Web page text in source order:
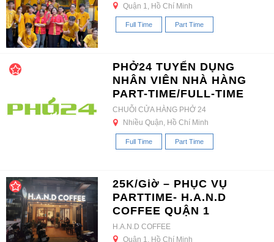
Quận 1, Hồ Chí Minh
Full Time Part Time
PHỞ24 TUYỂN DỤNG
NHÂN VIÊN NHÀ HÀNG
PART-TIME/FULL-TIME
CHUỖI CỬA HÀNG PHỞ 24
Nhiều Quận, Hồ Chí Minh
Full Time Part Time
25K/Giờ – PHỤC VỤ
PARTTIME- H.A.N.D
COFFEE QUẬN 1
H.A.N.D COFFEE
Quận 1, Hồ Chí Minh